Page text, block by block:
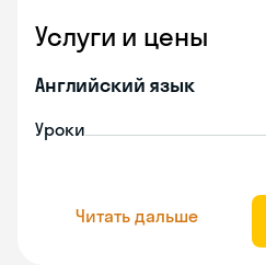
Услуги и цены
Английский язык
Уроки
Читать дальше